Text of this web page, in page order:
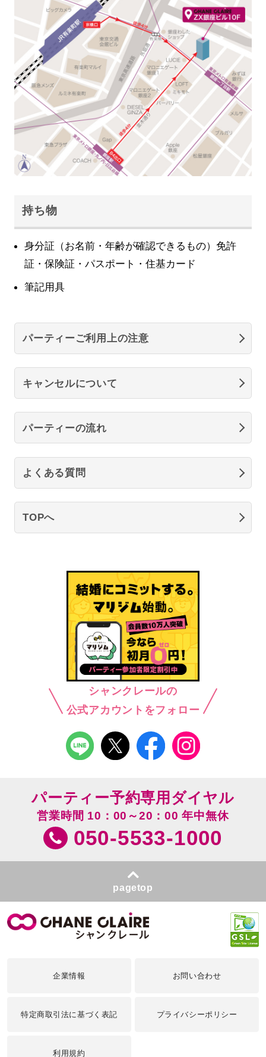
持ち物
身分証（お名前・年齢が確認できるもの）免許
証・保険証・パスポート・住基カード
筆記用具
パーティーご利用上の注意
キャンセルについて
パーティーの流れ
よくある質問
TOPへ
シャンクレールの
公式アカウントをフォロー
パーティー予約専用ダイヤル
営業時間 10：00～20：00 年中無休
050-5533-1000
pagetop
企業情報 お問い合わせ
特定商取引法に基づく表記 プライバシーポリシー
利用規約